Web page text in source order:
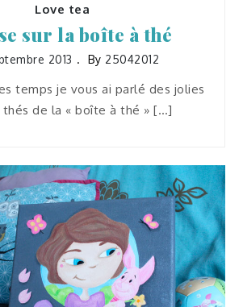
Love tea
sur la boîte à thé
2013 By 25042012
temps je vous ai parlé des jolies
de la « boîte à thé » […]
Tableaux
Shayna
2013 25042012